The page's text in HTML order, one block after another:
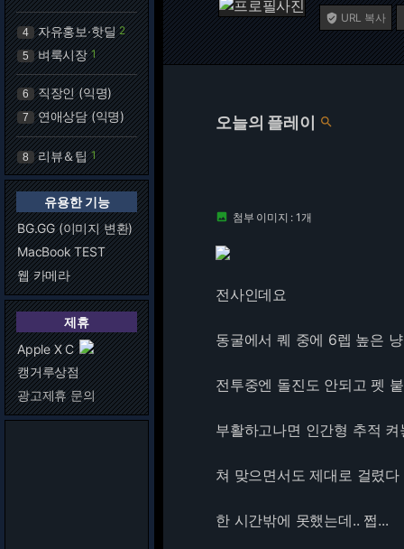
4 자유홍보·핫딜 2
5 벼룩시장 1
6 직장인 (익명)
7 연애상담 (익명)
8 리뷰＆팁 1
유용한 기능
BG.GG (이미지 변환)
MacBook TEST
웹 카메라
제휴
Apple X C
캥거루상점
광고제휴 문의
 URL 복사
오늘의 플레이 
 첨부 이미지 : 1개
전사인데요
동굴에서 퀘 중에 6렙 높은
전투중엔 돌진도 안되고 펫
부활하고나면 인간형 추적
쳐 맞으면서도 제대로 걸렸다
한 시간밖에 못했는데.. 쩝...